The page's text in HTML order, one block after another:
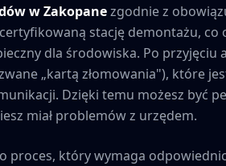
wZakopanezgodnie z
stację demontażu, co
dla środowiska. Po przyjęciu
„kartą złomowania"), które
Dzięki temu możesz być
miał problemów z urzędem.
proces, który wymaga